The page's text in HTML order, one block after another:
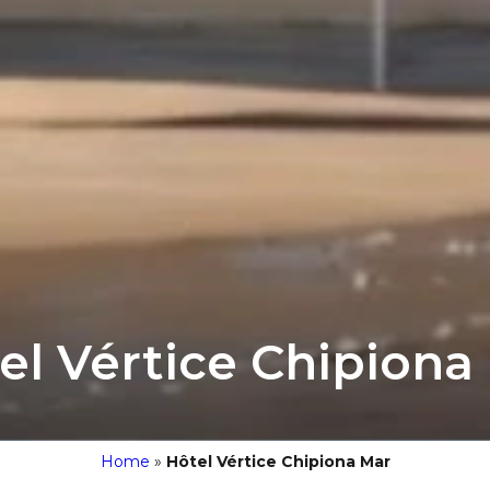
Vértice Chipiona
Home » Hôtel Vértice Chipiona Mar